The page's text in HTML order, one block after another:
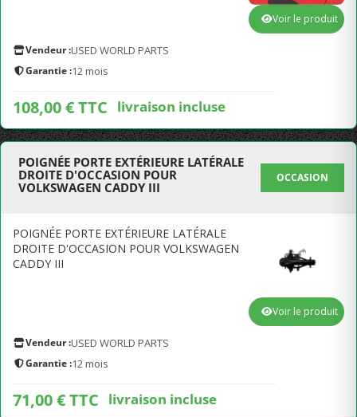
Vendeur :USED WORLD PARTS
Garantie :12 mois
108,00 € TTC livraison incluse
Voir le produit
POIGNÉE PORTE EXTÉRIEURE LATÉRALE
DROITE D'OCCASION POUR
VOLKSWAGEN CADDY III
OCCASION
POIGNÉE PORTE EXTÉRIEURE LATÉRALE
DROITE D'OCCASION POUR VOLKSWAGEN
CADDY III
Vendeur :USED WORLD PARTS
Garantie :12 mois
71,00 € TTC livraison incluse
Voir le produit